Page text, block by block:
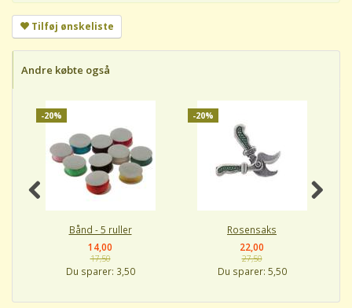
Tilføj ønskeliste
Andre købte også
-20%
Bånd - 5 ruller
14,00
17,50
Du sparer: 3,50
-20%
Rosensaks
22,00
27,50
Du sparer: 5,50